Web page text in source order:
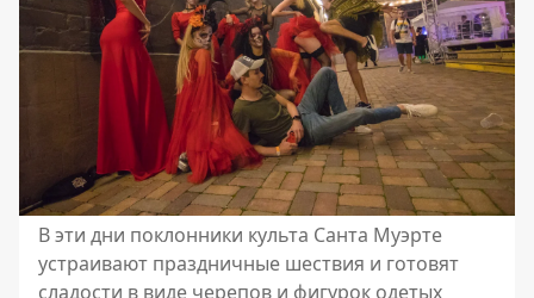
В эти дни поклонники культа Санта Муэрте
устраивают праздничные шествия и готовят
сладости в виде черепов и фигурок одетых